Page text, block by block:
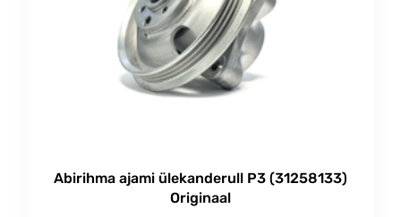
Abirihma ajami ülekanderull P3 (31258133)
Originaal